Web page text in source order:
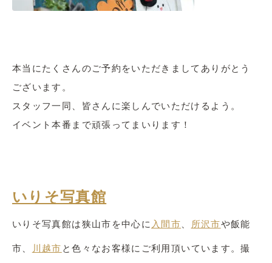
本当にたくさんのご予約をいただきましてありがとう
ございます。
スタッフ一同、皆さんに楽しんでいただけるよう。
イベント本番まで頑張ってまいります！
いりそ写真館
いりそ写真館は狭山市を中心に 入間市 所沢市や飯能
市、 川越市 と色々なお客様にご利用頂いています。撮